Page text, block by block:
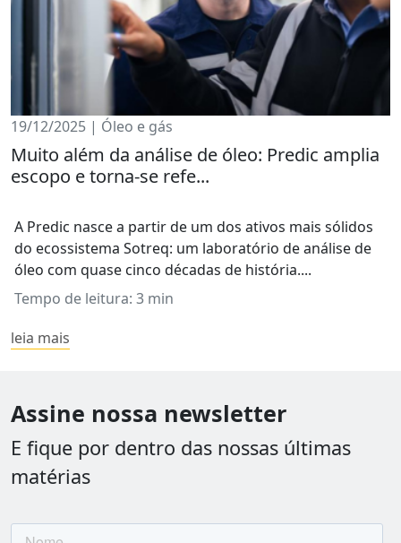
19/12/2025 | Óleo e gás
Muito além da análise de óleo: Predic amplia
escopo e torna-se refe...
A Predic nasce a partir de um dos ativos mais sólidos
do ecossistema Sotreq: um laboratório de análise de
óleo com quase cinco décadas de história....
Tempo de leitura: 3 min
leia mais
Assine nossa newsletter
E fique por dentro das nossas últimas
matérias